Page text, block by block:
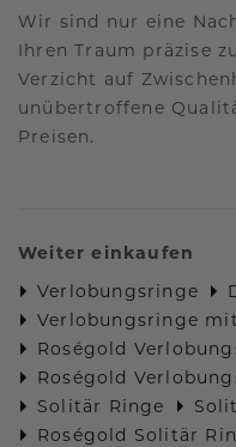
Wir sind nur eine
Ihren Traum präzise
Verzicht auf
unübertroffene
Preisen.
Weiter einkaufen
Verlobungsringe
Verlobungsringe
Roségold
Roségold
Solitär Ringe
Roségold Solitär